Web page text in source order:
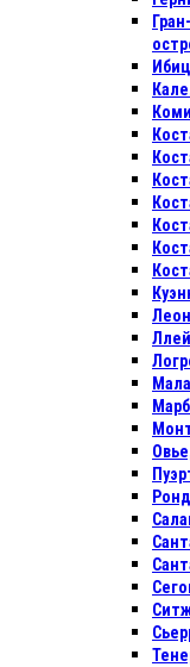
Леон